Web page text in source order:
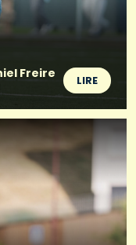
Freire
LIRE